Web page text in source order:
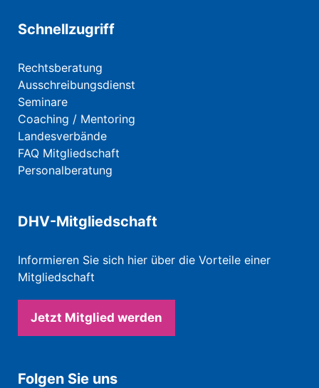
Schnellzugriff
Rechtsberatung
Ausschreibungsdienst
Seminare
Coaching / Mentoring
Landesverbände
FAQ Mitgliedschaft
Personalberatung
DHV-Mitgliedschaft
Informieren Sie sich hier über die Vorteile einer
Mitgliedschaft
Jetzt Mitglied werden
Folgen Sie uns